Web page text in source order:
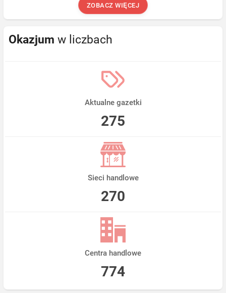
ZOBACZ WIĘCEJ
Okazjum w liczbach
Aktualne gazetki
275
Sieci handlowe
270
Centra handlowe
774